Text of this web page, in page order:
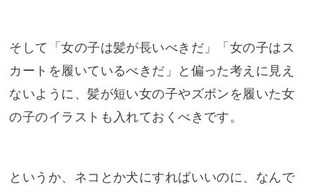
そして「女の子は髪が長いべきだ」「女の子はス
カートを履いているべきだ」と偏った考えに見え
ないように、髪が短い女の子やズボンを履いた女
の子のイラストも入れておくべきです。
というか、ネコとか犬にすればいいのに、なんで